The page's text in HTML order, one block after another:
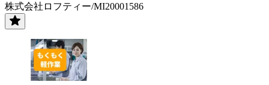
株式会社ロフティー/MI20001586